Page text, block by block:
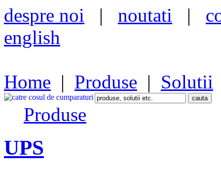
despre noi | noutati |
english
Home | Produse | Solutii
Produse
UPS